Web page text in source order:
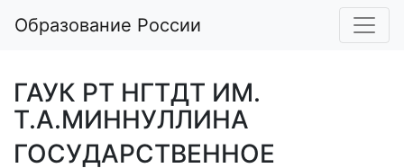
Образование России
ГАУК РТ НГТДТ ИМ.
Т.А.МИННУЛЛИНА
ГОСУДАРСТВЕННОЕ